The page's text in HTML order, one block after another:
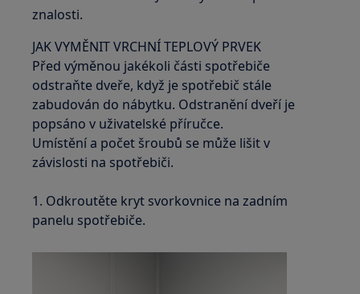
znalosti.
JAK VYMĚNIT VRCHNÍ TEPLOVÝ PRVEK
Před výměnou jakékoli části spotřebiče
odstraňte dveře, když je spotřebič stále
zabudován do nábytku. Odstranění dveří je
popsáno v uživatelské příručce.
Umístění a počet šroubů se může lišit v
závislosti na spotřebiči.
1. Odkroutěte kryt svorkovnice na zadním
panelu spotřebiče.